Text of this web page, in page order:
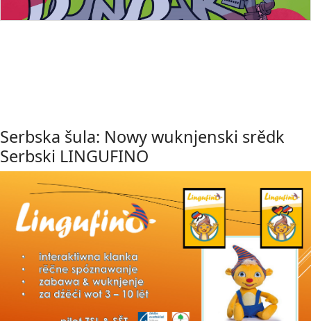
Serbska šula: Nowy wuknjenski srědk
Serbski LINGUFINO